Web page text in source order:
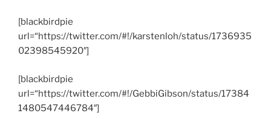
[blackbirdpie
url=“https://twitter.com/#!/karstenloh/status/1736935
02398545920″]
[blackbirdpie
url=“https://twitter.com/#!/GebbiGibson/status/17384
1480547446784″]